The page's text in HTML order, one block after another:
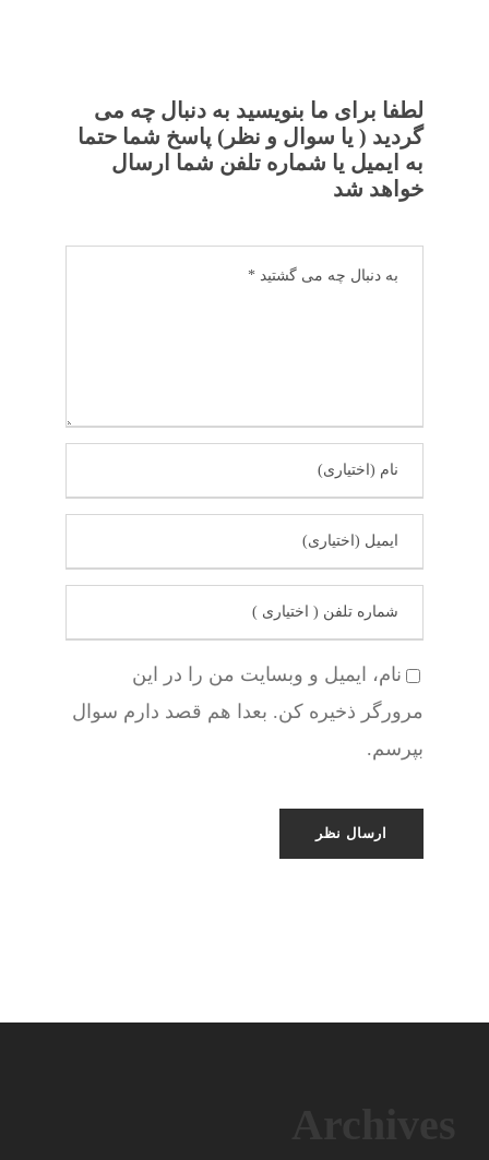
لطفا برای ما بنویسید به دنبال چه می
گردید ( یا سوال و نظر) پاسخ شما حتما
به ایمیل یا شماره تلفن شما ارسال
خواهد شد
نام، ایمیل و وبسایت من را در این
مرورگر ذخیره کن. بعدا هم قصد دارم سوال
بپرسم.